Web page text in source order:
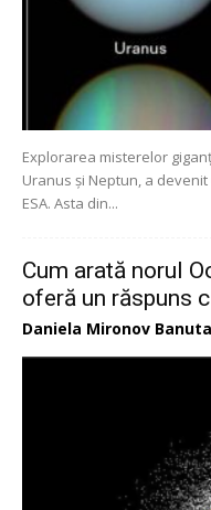
Explorarea misterelor
Uranus și Neptun, a
ESA. Asta din...
Cum arată norul
oferă un răspuns
Daniela Mironov Banuta